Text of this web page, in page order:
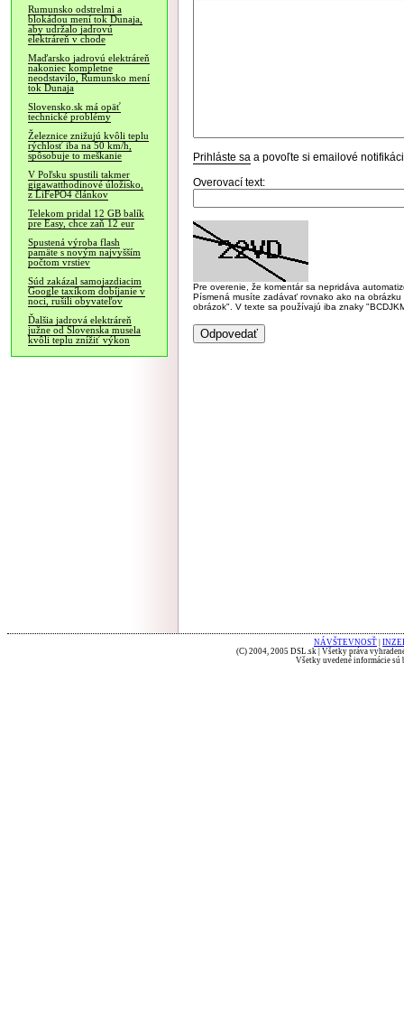
Rumunsko odstrelmi a
blokádou mení tok Dunaja,
aby udržalo jadrovú
elektráreň v chode
Maďarsko jadrovú elektráreň
nakoniec kompletne
neodstavilo, Rumunsko mení
tok Dunaja
Slovensko.sk má opäť
technické problémy
Železnice znižujú kvôli teplu
rýchlosť iba na 50 km/h,
spôsobuje to meškanie
V Poľsku spustili takmer
gigawatthodinové úložisko,
z LiFePO4 článkov
Telekom pridal 12 GB balík
pre Easy, chce zaň 12 eur
Spustená výroba flash
pamäte s novým najvyšším
počtom vrstiev
Súd zakázal samojazdiacim
Google taxíkom dobíjanie v
noci, rušili obyvateľov
Ďalšia jadrová elektráreň
južne od Slovenska musela
kvôli teplu znížiť výkon
Prihláste sa a povoľte si emailové
Overovací text:
Pre overenie, že komentár sa nepridáva
Písmená musíte zadávať rovnako ako na
obrázok". V texte sa používajú iba znaky
NÁVŠTEVNOSŤ
(C) 2004, 2005 DSL.sk | Všetky práva
Všetky uvedené informácie sú